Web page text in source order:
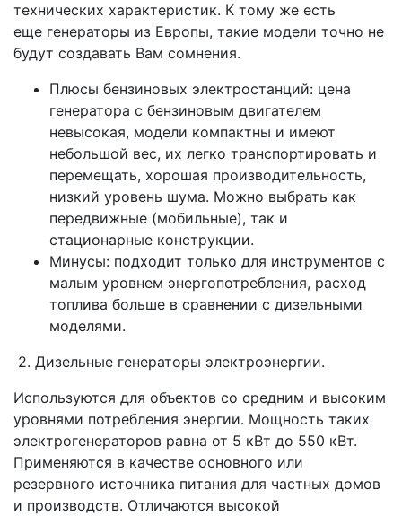
технических характеристик. К тому же есть
еще генераторы из Европы, такие модели точно не
будут создавать Вам сомнения.
Плюсы бензиновых электростанций: цена
генератора с бензиновым двигателем
невысокая, модели компактны и имеют
небольшой вес, их легко транспортировать и
перемещать, хорошая производительность,
низкий уровень шума. Можно выбрать как
передвижные (мобильные), так и
стационарные конструкции.
Минусы: подходит только для инструментов с
малым уровнем энергопотребления, расход
топлива больше в сравнении с дизельными
моделями.
2. Дизельные генераторы электроэнергии.
Используются для объектов со средним и высоким
уровнями потребления энергии. Мощность таких
электрогенераторов равна от 5 кВт до 550 кВт.
Применяются в качестве основного или
резервного источника питания для частных домов
и производств. Отличаются высокой